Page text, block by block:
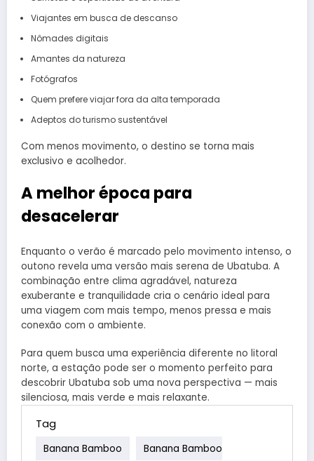
Viajantes em busca de descanso
Nômades digitais
Amantes da natureza
Fotógrafos
Quem prefere viajar fora da alta temporada
Adeptos do turismo sustentável
Com menos movimento, o destino se torna mais
exclusivo e acolhedor.
A melhor época para
desacelerar
Enquanto o verão é marcado pelo movimento intenso, o
outono revela uma versão mais serena de Ubatuba. A
combinação entre clima agradável, natureza
exuberante e tranquilidade cria o cenário ideal para
uma viagem com mais tempo, menos pressa e mais
conexão com o ambiente.
Para quem busca uma experiência diferente no litoral
norte, a estação pode ser o momento perfeito para
descobrir Ubatuba sob uma nova perspectiva — mais
silenciosa, mais verde e mais relaxante.
Tag
Banana Bamboo Banana Bamboo